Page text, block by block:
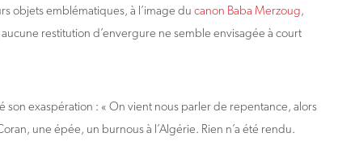
objets emblématiques, à l’image du canon Baba Merzoug,
restitution d’envergure ne semble envisagée à court
son exaspération : « On vient nous parler de repentance, alors
une épée, un burnous à l’Algérie. Rien n’a été rendu.